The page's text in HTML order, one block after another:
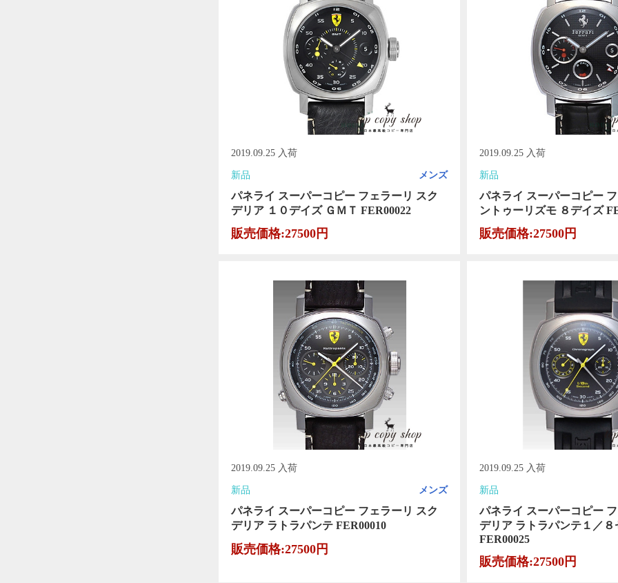
2019.09.25 入荷
新品 メンズ
パネライ スーパーコピー フェラーリ スク
デリア １０デイズ ＧＭＴ FER00022
販売価格:27500円
2019.09.25 入荷
新品
パネライ スーパーコピー
ントゥーリズモ ８デイズ
販売価格:27500円
2019.09.25 入荷
新品 メンズ
パネライ スーパーコピー フェラーリ スク
デリア ラトラパンテ FER00010
販売価格:27500円
2019.09.25 入荷
新品
パネライ スーパーコピー
デリア ラトラパンテ１／８
FER00025
販売価格:27500円